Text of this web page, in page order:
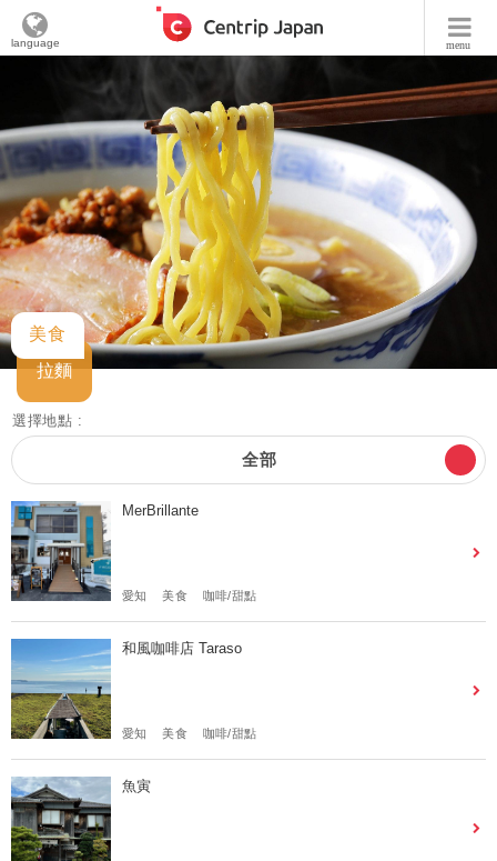
menu
language
美食
拉麵
選擇地點 :
全部
MerBrillante
愛知 美食 咖啡/甜點
和風咖啡店 Taraso
愛知 美食 咖啡/甜點
魚寅